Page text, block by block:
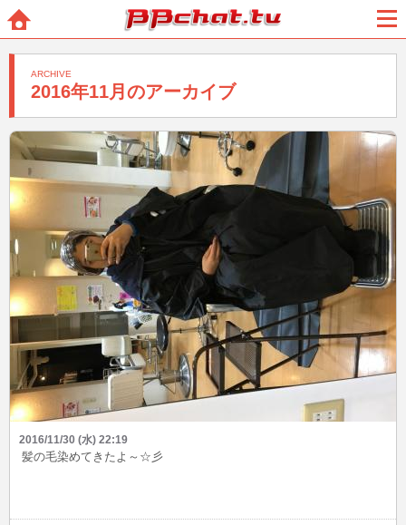
BBchatTV
2016年11月のアーカイブ
ARCHIVE
2016/11/30 (水) 22:19
髪の毛染めてきたよ～☆彡